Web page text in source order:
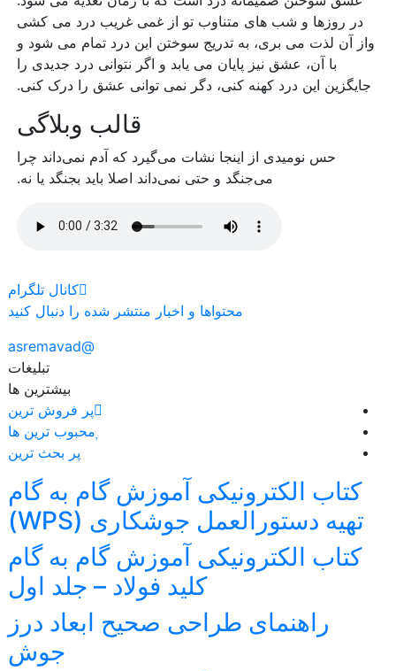
در روزها و شب های متناوب تو از غمی غریب درد می کشی
واز آن لذت می بری، به تدریج سوختن این درد تمام می شود و
با آن، عشق نیز پایان می یابد و اگر نتوانی درد جدیدی را
جایگزین این درد کهنه کنی، دگر نمی توانی عشق را درک کنی.
قالب وبلاگی
حس نومیدی از اینجا نشات می‌گیرد که آدم نمی‌داند چرا
می‌جنگد و حتی نمی‌داند اصلا باید بجنگد یا نه.
کانال تلگرام
محتواها و اخبار منتشر شده را دنبال کنید
@asremavad
تبلیغات
بیشترین ها
پر فروش ترین
محبوب ترین ها
پر بحث ترین
کتاب الکترونیکی آموزش گام به گام
تهیه دستورالعمل جوشکاری (WPS)
کتاب الکترونیکی آموزش گام به گام
کلید فولاد – جلد اول
راهنمای طراحی صحیح ابعاد درز
جوش